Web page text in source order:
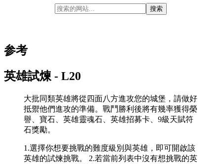
参考
英雄試煉 - L20
大批同類英雄將從四面八方進攻您的城堡，請做好
抵禦他們進攻的準備。戰鬥勝利後將有幾率獲得榮
譽、寶石、英雄靈魂石、英雄招募卡、9級天賦符
石獎勵。
1.選擇你想要挑戰的難度級別與英雄，即可開啟該
英雄的試煉挑戰。 2.若當前列表中沒有想挑戰的英